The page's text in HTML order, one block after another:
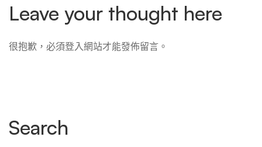
Leave your thought here
很抱歉，必須登入網站才能發佈留言。
Search